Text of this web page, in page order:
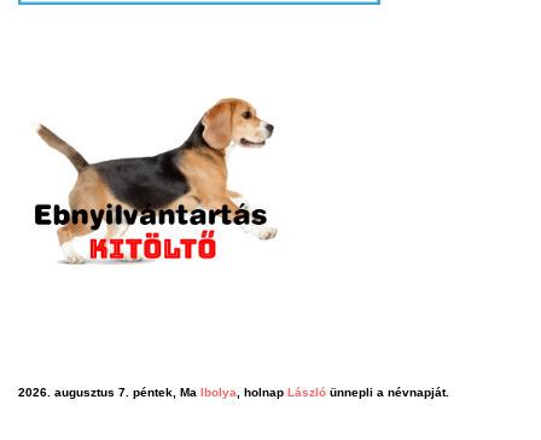
2026. augusztus 7. péntek, Ma Ibolya, holnap László ünnepli a névnapját.